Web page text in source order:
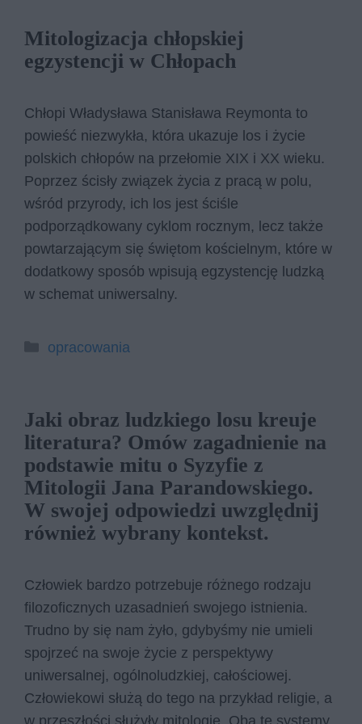
Mitologizacja chłopskiej
egzystencji w Chłopach
Chłopi Władysława Stanisława Reymonta to
powieść niezwykła, która ukazuje los i życie
polskich chłopów na przełomie XIX i XX wieku.
Poprzez ścisły związek życia z pracą w polu,
wśród przyrody, ich los jest ściśle
podporządkowany cyklom rocznym, lecz także
powtarzającym się świętom kościelnym, które w
dodatkowy sposób wpisują egzystencję ludzką
w schemat uniwersalny.
Kategorie
opracowania
Jaki obraz ludzkiego losu kreuje
literatura? Omów zagadnienie na
podstawie mitu o Syzyfie z
Mitologii Jana Parandowskiego.
W swojej odpowiedzi uwzględnij
również wybrany kontekst.
Człowiek bardzo potrzebuje różnego rodzaju
filozoficznych uzasadnień swojego istnienia.
Trudno by się nam żyło, gdybyśmy nie umieli
spojrzeć na swoje życie z perspektywy
uniwersalnej, ogólnoludzkiej, całościowej.
Człowiekowi służą do tego na przykład religie, a
w przeszłości służyły mitologie. Oba te systemy